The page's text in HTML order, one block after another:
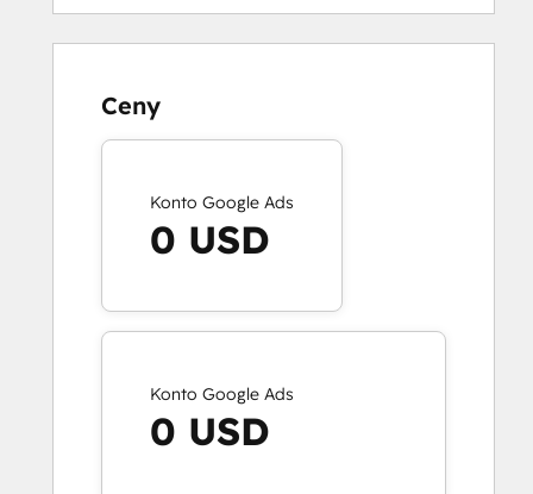
Ceny
Konto Google Ads
0 USD
Konto Google Ads
0 USD